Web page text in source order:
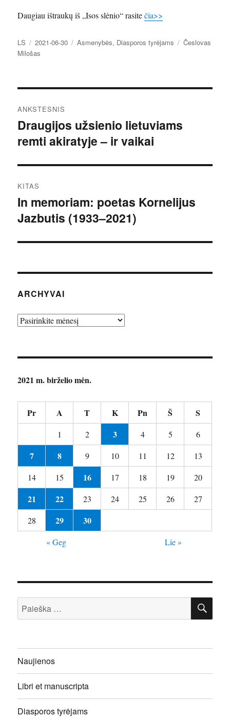
Daugiau ištraukų iš „Isos slėnio“ rasitečia>>
Autorius
LS Paskelbta
2021-06-30 Kategorijos
Asmenybės, Diasporos tyrėjams Žymos
Česlovas
Milošas
tarp
įrašų
ANKSTESNIS
Ankstesnis
įrašas:
Draugijos užsienio lietuviams
remti akiratyje – ir vaikai
KITAS
Kitas
įrašas:
In memoriam: poetas Kornelijus
Jazbutis (1933–2021)
ARCHYVAI
Archyvai
2021 m. birželio mėn.
Pr A T K Pn Š S
1 2 3 4 5 6
7 8 9 10 11 12
13
14
15 16 17 18 19 20
21 22 23 24 25 26
27
28
29 30
« Geg Lie »
Ieškoti:
Naujienos
Libri et manuscripta
Diasporos tyrėjams